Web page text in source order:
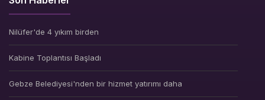
Nilüfer'de 4 yıkım birden
Kabine Toplantısı Başladı
Gebze Belediyesi'nden bir hizmet yatırımı daha